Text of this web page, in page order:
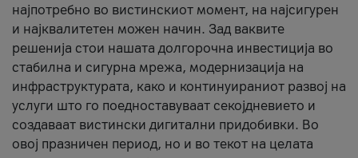
најпотребно во вистинскиот момент, на најсигурен
и најквалитетен можен начин. Зад ваквите
решенија стои нашата долгорочна инвестиција во
стабилна и сигурна мрежа, модернизација на
инфраструктурата, како и континуираниот развој на
услуги што го поедноставуваат секојдневието и
создаваат вистински дигитални придобивки. Во
овој празничен период, но и во текот на целата